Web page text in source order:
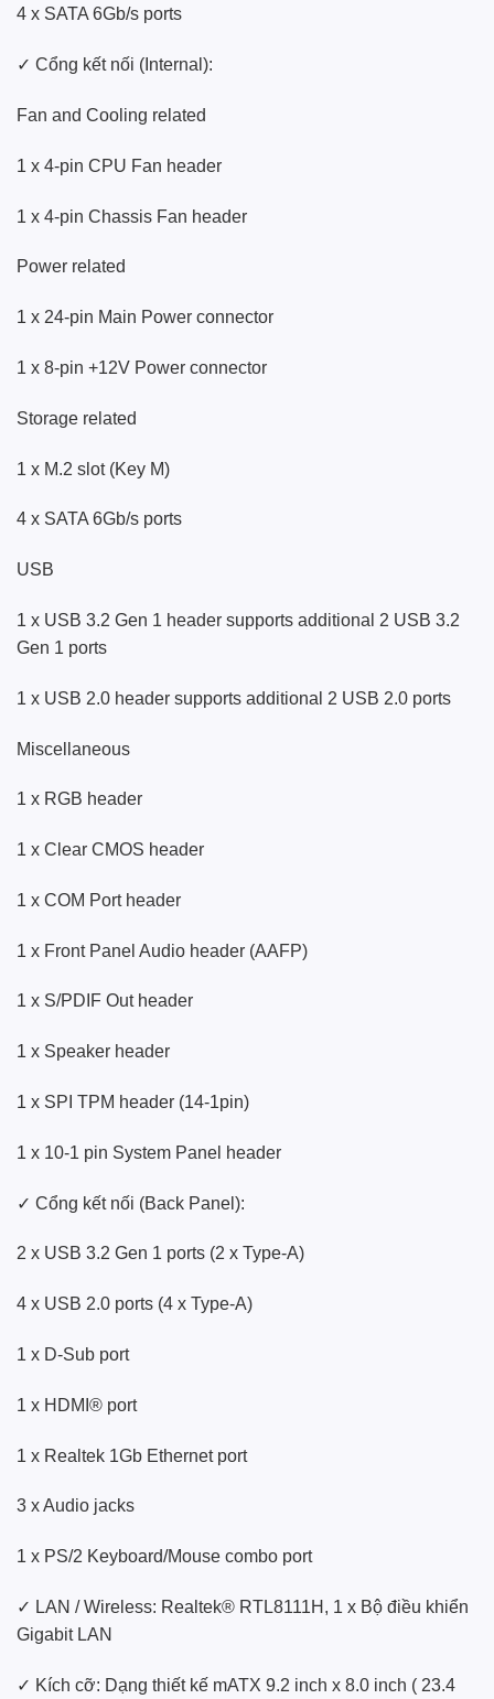
4 x SATA 6Gb/s ports
✓ Cổng kết nối (Internal):
Fan and Cooling related
1 x 4-pin CPU Fan header
1 x 4-pin Chassis Fan header
Power related
1 x 24-pin Main Power connector
1 x 8-pin +12V Power connector
Storage related
1 x M.2 slot (Key M)
4 x SATA 6Gb/s ports
USB
1 x USB 3.2 Gen 1 header supports additional 2 USB 3.2
Gen 1 ports
1 x USB 2.0 header supports additional 2 USB 2.0 ports
Miscellaneous
1 x RGB header
1 x Clear CMOS header
1 x COM Port header
1 x Front Panel Audio header (AAFP)
1 x S/PDIF Out header
1 x Speaker header
1 x SPI TPM header (14-1pin)
1 x 10-1 pin System Panel header
✓ Cổng kết nối (Back Panel):
2 x USB 3.2 Gen 1 ports (2 x Type-A)
4 x USB 2.0 ports (4 x Type-A)
1 x D-Sub port
1 x HDMI® port
1 x Realtek 1Gb Ethernet port
3 x Audio jacks
1 x PS/2 Keyboard/Mouse combo port
✓ LAN / Wireless: Realtek® RTL8111H, 1 x Bộ điều khiển
Gigabit LAN
✓ Kích cỡ: Dạng thiết kế mATX 9.2 inch x 8.0 inch ( 23.4